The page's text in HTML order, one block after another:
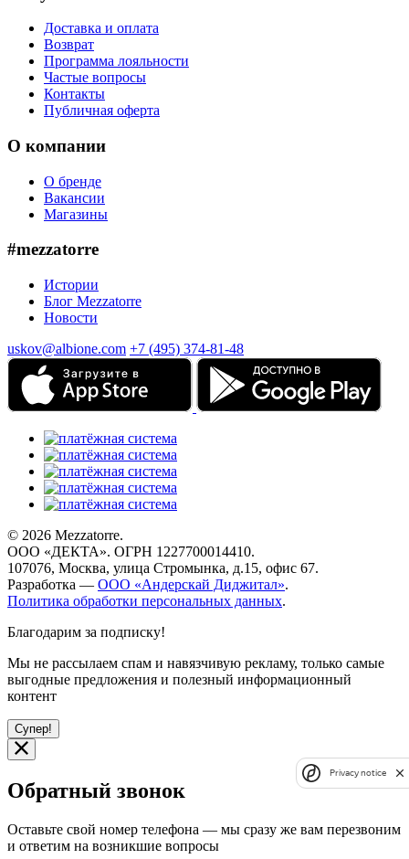
Доставка и оплата
Возврат
Программа лояльности
Частые вопросы
Контакты
Публичная оферта
О компании
О бренде
Вакансии
Магазины
#mezzatorre
Истории
Блог Mezzatorre
Новости
uskov@albione.com +7 (495) 374-81-48
© 2026 Mezzatorre.
ООО «ДЕКТА». ОГРН 1227700014410.
107076, Москва, улица Стромынка, д.15, офис 67.
Разработка — ООО «Андерскай Диджитал».
Политика обработки персональных данных.
Благодарим за подписку!
Мы не рассылаем спам и навязчивую рекламу, только самые
выгодные предложения и полезный информационный
контент
Супер!
Обратный звонок
Оставьте свой номер телефона — мы сразу же вам перезвоним
и ответим на возникшие вопросы
Privacy notice